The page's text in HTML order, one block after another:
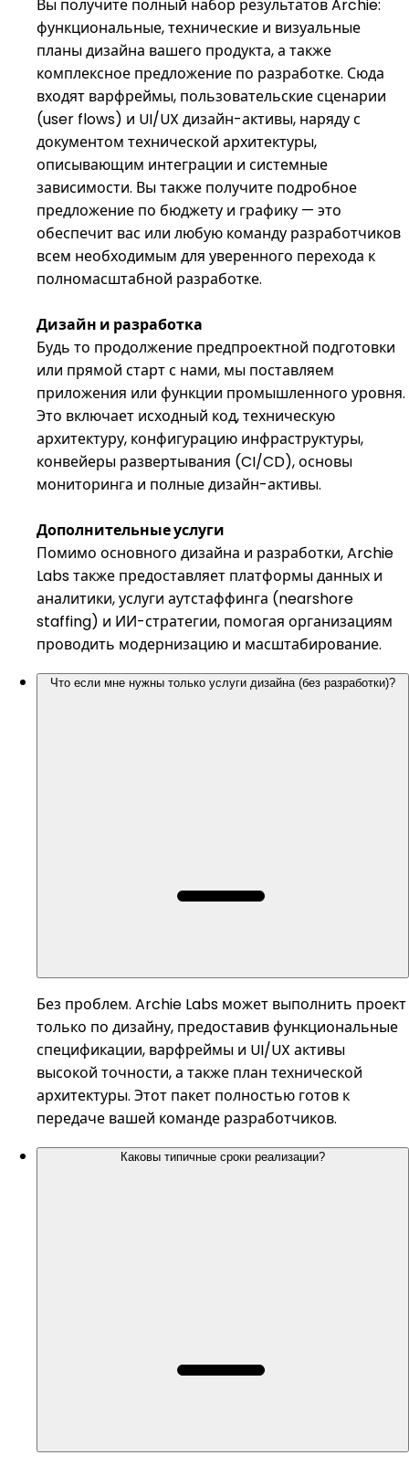
Вы получите полный набор результатов Archie:
функциональные, технические и визуальные
планы дизайна вашего продукта, а также
комплексное предложение по разработке. Сюда
входят варфреймы, пользовательские сценарии
(user flows) и UI/UX дизайн-активы, наряду с
документом технической архитектуры,
описывающим интеграции и системные
зависимости. Вы также получите подробное
предложение по бюджету и графику — это
обеспечит вас или любую команду разработчиков
всем необходимым для уверенного перехода к
полномасштабной разработке.
Дизайн и разработка
Будь то продолжение предпроектной подготовки
или прямой старт с нами, мы поставляем
приложения или функции промышленного уровня.
Это включает исходный код, техническую
архитектуру, конфигурацию инфраструктуры,
конвейеры развертывания (CI/CD), основы
мониторинга и полные дизайн-активы.
Дополнительные услуги
Помимо основного дизайна и разработки, Archie
Labs также предоставляет платформы данных и
аналитики, услуги аутстаффинга (nearshore
staffing) и ИИ-стратегии, помогая организациям
проводить модернизацию и масштабирование.
Что если мне нужны только услуги дизайна (без разработки)?
Без проблем. Archie Labs может выполнить проект
только по дизайну, предоставив функциональные
спецификации, варфреймы и UI/UX активы
высокой точности, а также план технической
архитектуры. Этот пакет полностью готов к
передаче вашей команде разработчиков.
Каковы типичные сроки реализации?